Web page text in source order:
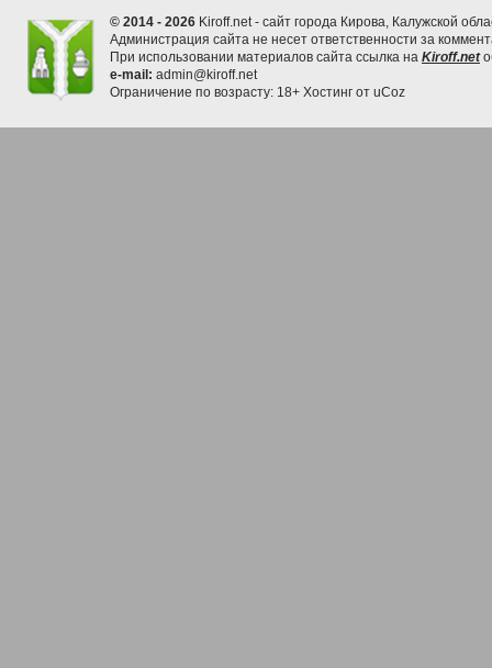
© 2014 - 2026 Kiroff.net - сайт города Кирова, Калужской
Администрация сайта не несет ответственности за
При использовании материалов сайта ссылка на Kiroff.net
e-mail: admin@kiroff.net
Ограничение по возрасту: 18+ Хостинг от uCoz